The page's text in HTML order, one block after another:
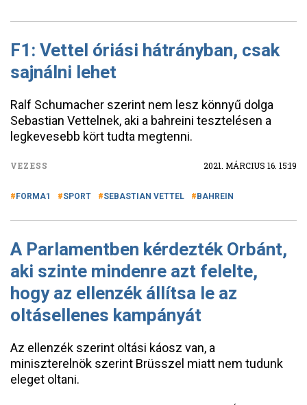
F1: Vettel óriási hátrányban, csak
sajnálni lehet
Ralf Schumacher szerint nem lesz könnyű dolga
Sebastian Vettelnek, aki a bahreini tesztelésen a
legkevesebb kört tudta megtenni.
VEZESS 2021. MÁRCIUS 16. 15:19
FORMA1 SPORT SEBASTIAN VETTEL BAHREIN
A Parlamentben kérdezték Orbánt,
aki szinte mindenre azt felelte,
hogy az ellenzék állítsa le az
oltásellenes kampányát
Az ellenzék szerint oltási káosz van, a
miniszterelnök szerint Brüsszel miatt nem tudunk
eleget oltani.